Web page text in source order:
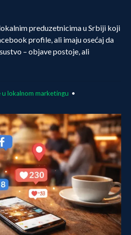
preduzetnicima u Srbiji koji
profile, ali imaju osećaj da
– objave postoje, ali
lokalnom marketingu •